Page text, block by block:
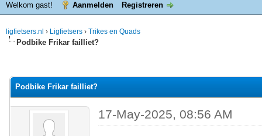
Welkom gast! Aanmelden Registreren
ligfietsers.nl › Ligfietsers › Trikes en Quads
Podbike Frikar failliet?
Podbike Frikar failliet?
17-May-2025, 08:56 AM